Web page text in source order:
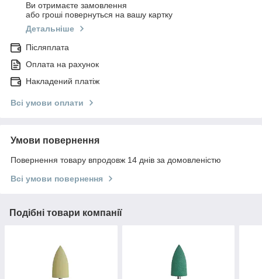
Ви отримаєте замовлення
або гроші повернуться на вашу картку
Детальніше
Післяплата
Оплата на рахунок
Накладений платіж
Всі умови оплати
Умови повернення
Повернення товару впродовж 14 днів за домовленістю
Всі умови повернення
Подібні товари компанії